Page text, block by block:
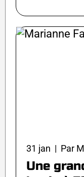
31 jan | Par
Une